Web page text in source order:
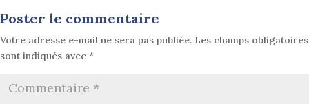
Poster le commentaire
Votre adresse e-mail ne sera pas publiée. Les champs obligatoires
sont indiqués avec *